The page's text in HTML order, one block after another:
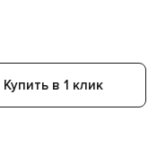
Купить в 1 клик